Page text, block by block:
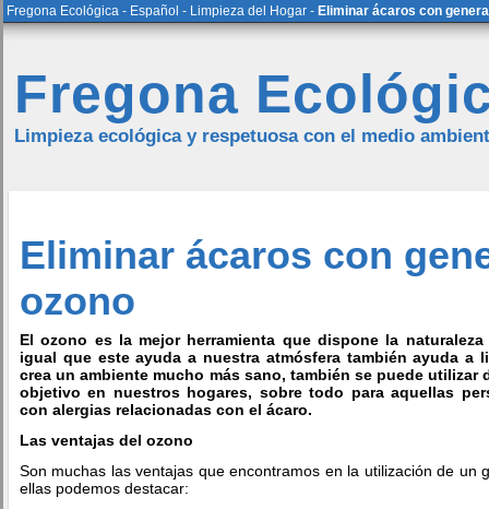
Fregona Ecológica - Español - Limpieza del Hogar - Eliminar ácaros con
Fregona
Limpieza ecológica y respetuosa con el medio
Eliminar ácaros con
ozono
El ozono es la mejor herramienta que dispone la
igual que este ayuda a nuestra atmósfera también ayuda a
crea un ambiente mucho más sano, también se puede utilizar
objetivo en nuestros hogares, sobre todo para aquellas
con alergias relacionadas con el ácaro.
Las ventajas del ozono
Son muchas las ventajas que encontramos en la utilización de un
ellas podemos destacar: